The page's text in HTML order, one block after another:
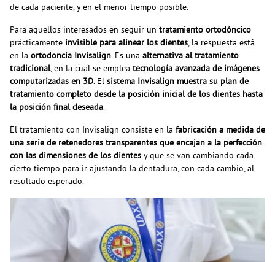
de cada paciente, y en el menor tiempo posible.
Para aquellos interesados en seguir un tratamiento ortodóncico
prácticamente invisible para alinear los dientes, la respuesta está
en la ortodoncia Invisalign. Es una alternativa al tratamiento
tradicional, en la cual se emplea tecnología avanzada de imágenes
computarizadas en 3D. El sistema Invisalign muestra su plan de
tratamiento completo desde la posición inicial de los dientes hasta
la posición final deseada.
El tratamiento con Invisalign consiste en la fabricación a medida de
una serie de retenedores transparentes que encajan a la perfección
con las dimensiones de los dientes y que se van cambiando cada
cierto tiempo para ir ajustando la dentadura, con cada cambio, al
resultado esperado.